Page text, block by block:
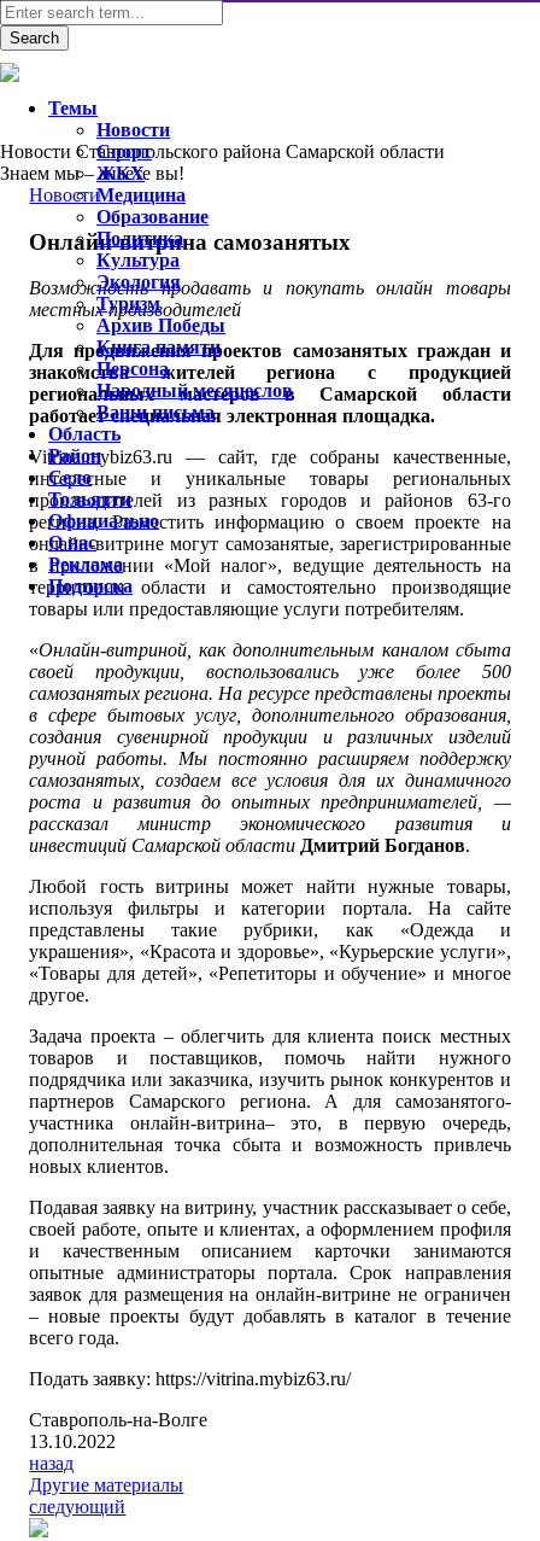
Новости Ставропольского района Самарской области
Знаем мы – знаете вы!
Новости
Онлайн-витрина самозанятых
Возможность продавать и покупать онлайн товары
местных производителей
Для продвижения проектов самозанятых граждан и
знакомства жителей региона с продукцией
региональных мастеров в Самарской области
работает специальная электронная площадка.
Vitrina.mybiz63.ru — сайт, где собраны качественные,
интересные и уникальные товары региональных
производителей из разных городов и районов 63-го
региона. Разместить информацию о своем проекте на
онлайн-витрине могут самозанятые, зарегистрированные
в приложении «Мой налог», ведущие деятельность на
территории области и самостоятельно производящие
товары или предоставляющие услуги потребителям.
«Онлайн-витриной, как дополнительным каналом сбыта
своей продукции, воспользовались уже более 500
самозанятых региона. На ресурсе представлены проекты
в сфере бытовых услуг, дополнительного образования,
создания сувенирной продукции и различных изделий
ручной работы. Мы постоянно расширяем поддержку
самозанятых, создаем все условия для их динамичного
роста и развития до опытных предпринимателей, —
рассказал министр экономического развития и
инвестиций Самарской области Дмитрий Богданов.
Любой гость витрины может найти нужные товары,
используя фильтры и категории портала. На сайте
представлены такие рубрики, как «Одежда и
украшения», «Красота и здоровье», «Курьерские услуги»,
«Товары для детей», «Репетиторы и обучение» и многое
другое.
Задача проекта – облегчить для клиента поиск местных
товаров и поставщиков, помочь найти нужного
подрядчика или заказчика, изучить рынок конкурентов и
партнеров Самарского региона. А для самозанятого-
участника онлайн-витрина– это, в первую очередь,
дополнительная точка сбыта и возможность привлечь
новых клиентов.
Подавая заявку на витрину, участник рассказывает о себе,
своей работе, опыте и клиентах, а оформлением профиля
и качественным описанием карточки занимаются
опытные администраторы портала. Срок направления
заявок для размещения на онлайн-витрине не ограничен
– новые проекты будут добавлять в каталог в течение
всего года.
Подать заявку: https://vitrina.mybiz63.ru/
Ставрополь-на-Волге
13.10.2022
назад
Другие материалы
следующий
Темы
Новости
Спорт
ЖКХ
Медицина
Образование
Политика
Культура
Экология
Туризм
Архив Победы
Книга памяти
Персона
Народный месяцеслов
Ваши письма
Область
Район
Село
Тольятти
Официально
О нас
Реклама
Подписка